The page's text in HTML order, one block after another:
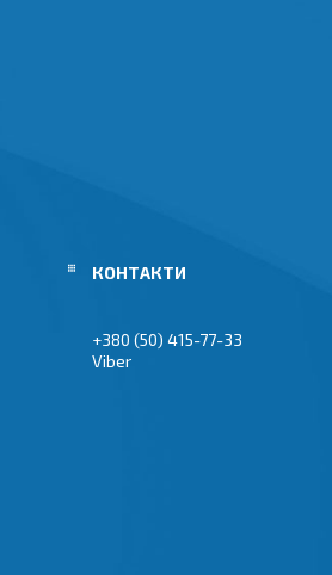
+380 (50) 415-77-33
Viber